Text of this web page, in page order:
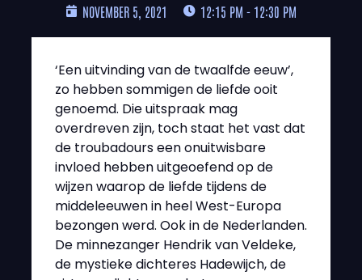
NOVEMBER 5, 2021 12:15 PM - 12:30 PM
‘Een uitvinding van de twaalfde eeuw’,
zo hebben sommigen de liefde ooit
genoemd. Die uitspraak mag
overdreven zijn, toch staat het vast dat
de troubadours een onuitwisbare
invloed hebben uitgeoefend op de
wijzen waarop de liefde tijdens de
middeleeuwen in heel West-Europa
bezongen werd. Ook in de Nederlanden.
De minnezanger Hendrik van Veldeke,
de mystieke dichteres Hadewijch, de